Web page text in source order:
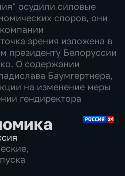
осудили силовые
споров, они
зрения изложена в
президенту Белоруссии
О содержании
Баумгертнера,
на изменение меры
гендиректора
,